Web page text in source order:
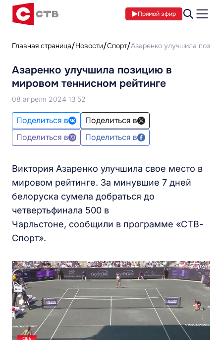
Прямой эфир
Главная страница Новости Спорт Азаренко улучшила
Азаренко улучшила позицию в
мировом теннисном рейтинге
08 апреля 2024 13:52
Поделиться в
Поделиться в
Поделиться в
Поделиться в
Виктория Азаренко улучшила свое место в
мировом рейтинге. За минувшие 7 дней
белоруска сумела добраться до
четвертьфинала 500 в
Чарльстоне, сообщили в программе «СТВ-
Спорт».